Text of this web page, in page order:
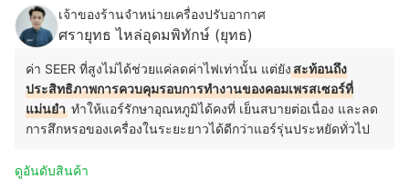
เจ้าของร้านจำหน่ายเครื่องปรับอากาศ
ศรายุทธ ไหล่อุดมพิทักษ์ (ยุทธ)
ค่า SEER ที่สูงไม่ได้ช่วยแค่ลดค่าไฟเท่านั้น แต่ยังสะท้อนถึง
ประสิทธิภาพการควบคุมรอบการทำงานของคอมเพรสเซอร์ที่
แม่นยำ ทำให้แอร์รักษาอุณหภูมิได้คงที่ เย็นสบายต่อเนื่อง และลด
การสึกหรอของเครื่องในระยะยาวได้ดีกว่าแอร์รุ่นประหยัดทั่วไป
ดูอันดับสินค้า